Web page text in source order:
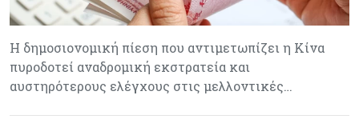
Η δημοσιονομική πίεση που αντιμετωπίζει η Κίνα
πυροδοτεί αναδρομική εκστρατεία και
αυστηρότερους ελέγχους στις μελλοντικές…